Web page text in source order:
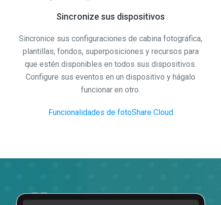
Sincronize sus dispositivos
Sincronice sus configuraciones de cabina fotográfica,
plantillas, fondos, superposiciones y recursos para
que estén disponibles en todos sus dispositivos.
Configure sus eventos en un dispositivo y hágalo
funcionar en otro.
Funcionalidades de fotoShare Cloud